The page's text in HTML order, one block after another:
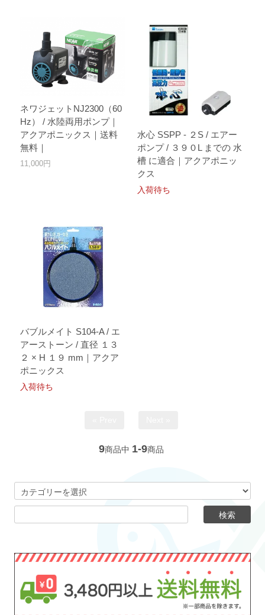
ネワジェットNJ2300（60
Hz） / 水陸両用ポンプ｜
アクアポニックス｜送料
無料｜
11,000円
水心 SSPP - ２S / エアー
ポンプ / ３９０L までの 水
槽 に適合｜アクアポニッ
クス
入荷待ち
バブルメイト S104-A / エ
アーストーン / 直径 １３
２ × H １９ mm｜アクア
ポニックス
入荷待ち
9商品中 1-9商品